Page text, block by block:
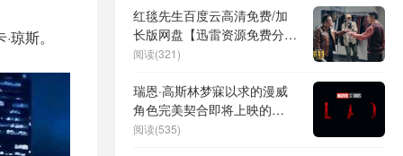
琼斯。
红毯先生百度云高清免费/加
长版网盘【迅雷资源免费分
享】
阅读(321)
瑞恩·高斯林梦寐以求的漫威
角色完美契合即将上映的
MCU第六阶段电影
阅读(535)